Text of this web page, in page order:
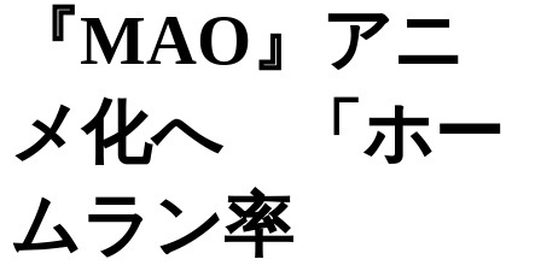
『MAO』アニ
メ化へ 「ホー
ムラン率